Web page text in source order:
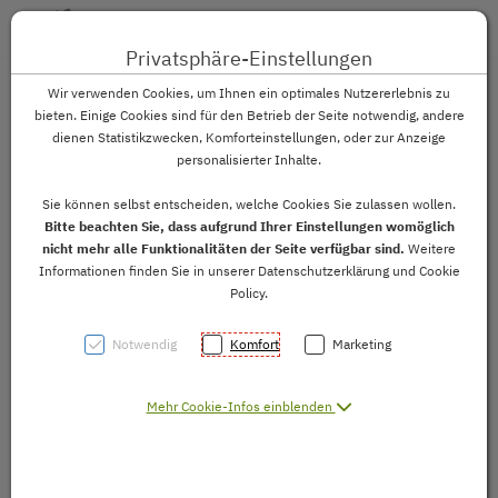
Zum Inhalt springen [AK + 0]
Zum Hauptmenü springen [AK + 1]
Zum Footer-Menü unten (angedockt an Browserrand)
Zum Widget-Menü rechts springen [AK + 3]
Zu den Inhalten im Fußbereich springen [AK + 4]
Geografische Lage
Die Solar- oder Sonnenkarte zeigt, abhängig von der
geografischen Lage, die jährlich anfallende
Strahlungsenergie. Die Energiemengen werden in
Privatsphäre-Einstellungen
Wir verwenden Cookies, um Ihnen ein optimales Nutzererlebnis zu
bieten. Einige Cookies sind für den Betrieb der Seite notwendig, andere
dienen Statistikzwecken, Komforteinstellungen, oder zur Anzeige
personalisierter Inhalte.
Sie können selbst entscheiden, welche Cookies Sie zulassen wollen.
Bitte beachten Sie, dass aufgrund Ihrer Einstellungen womöglich
nicht mehr alle Funktionalitäten der Seite verfügbar sind. Weitere
Informationen finden Sie in unserer Datenschutzerklärung und Cookie
Policy.
Notwendig Komfort Marketing
Mehr Cookie-Infos einblenden